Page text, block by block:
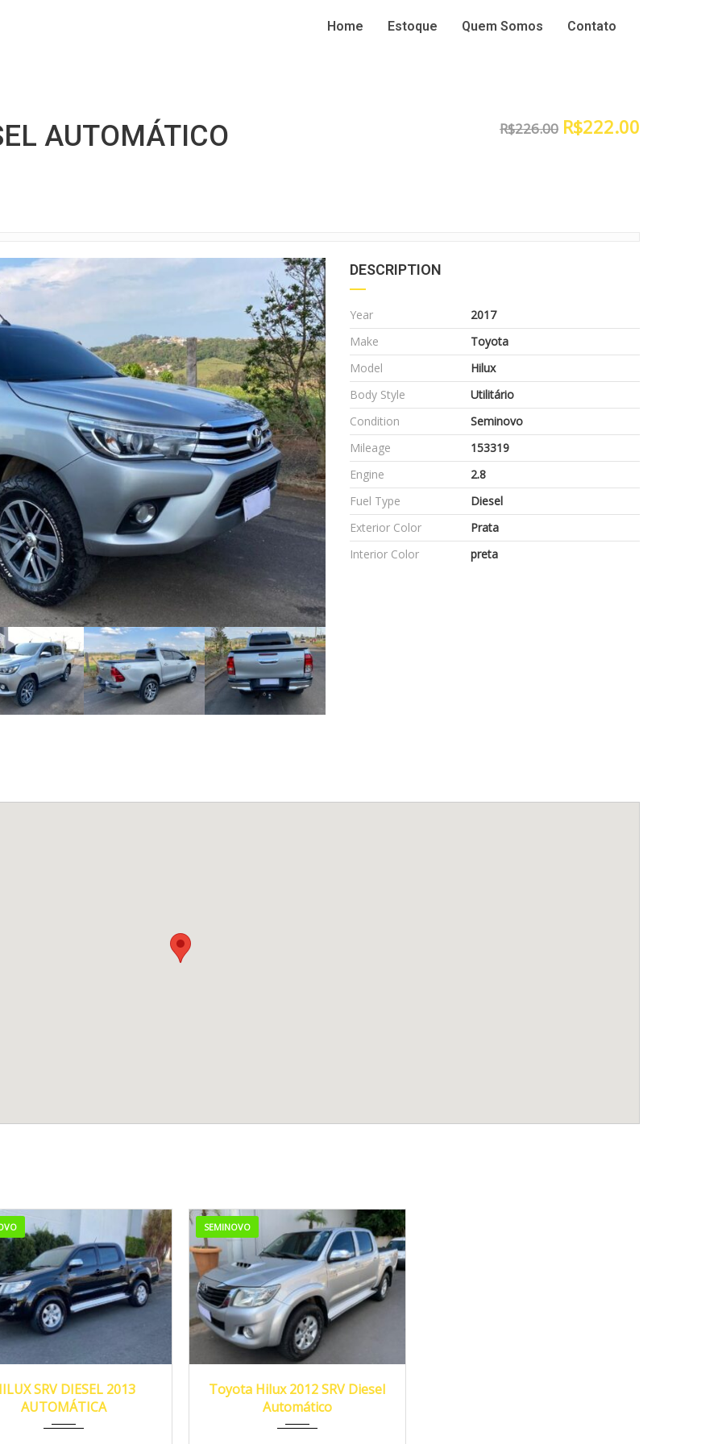
Home Estoque Quem Somos Contato
AUTOMÁTICO R$226.00 R$222.00
DESCRIPTION
Year
2017
Make
Toyota
Model
Hilux
Body Style
Utilitário
Condition
Seminovo
Mileage
153319
Engine
2.8
Fuel Type
Diesel
Exterior Color
Prata
Interior Color
preta
Autom... 147.000
SRV DIESEL 2013
AUTOMÁTICA
SEMINOVO
2012 Autom... 256.000
Toyota Hilux 2012 SRV Diesel
Automático